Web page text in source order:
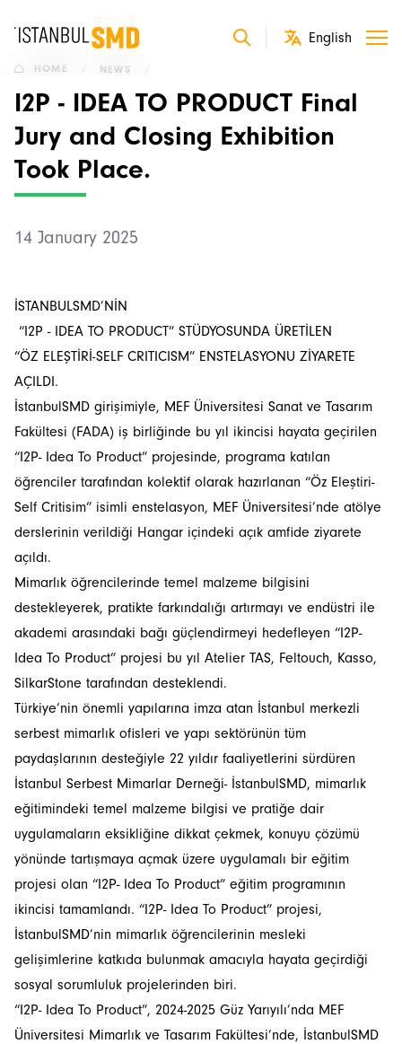
HOME NEWS /
I2P - IDEA TO PRODUCT Final
Jury and Closing Exhibition
Took Place.
14 January 2025
İSTANBULSMD’NİN
“I2P - IDEA TO PRODUCT” STÜDYOSUNDA ÜRETİLEN
“ÖZ ELEŞTİRİ-SELF CRITICISM” ENSTELASYONU ZİYARETE
AÇILDI.
İstanbulSMD girişimiyle, MEF Üniversitesi Sanat ve Tasarım
Fakültesi (FADA) iş birliğinde bu yıl ikincisi hayata geçirilen
“I2P- Idea To Product” projesinde, programa katılan
öğrenciler tarafından kolektif olarak hazırlanan “Öz Eleştiri-
Self Critisim” isimli enstelasyon, MEF Üniversitesi’nde atölye
derslerinin verildiği Hangar içindeki açık amfide ziyarete
açıldı.
Mimarlık öğrencilerinde temel malzeme bilgisini
destekleyerek, pratikte farkındalığı artırmayı ve endüstri ile
akademi arasındaki bağı güçlendirmeyi hedefleyen “I2P-
Idea To Product” projesi bu yıl Atelier TAS, Feltouch, Kasso,
SilkarStone tarafından desteklendi.
Türkiye’nin önemli yapılarına imza atan İstanbul merkezli
serbest mimarlık ofisleri ve yapı sektörünün tüm
paydaşlarının desteğiyle 22 yıldır faaliyetlerini sürdüren
İstanbul Serbest Mimarlar Derneği- İstanbulSMD, mimarlık
eğitimindeki temel malzeme bilgisi ve pratiğe dair
uygulamaların eksikliğine dikkat çekmek, konuyu çözümü
yönünde tartışmaya açmak üzere uygulamalı bir eğitim
projesi olan “I2P- Idea To Product” eğitim programının
ikincisi tamamlandı. “I2P- Idea To Product” projesi,
İstanbulSMD’nin mimarlık öğrencilerinin mesleki
gelişimlerine katkıda bulunmak amacıyla hayata geçirdiği
sosyal sorumluluk projelerinden biri.
“I2P- Idea To Product”, 2024-2025 Güz Yarıyılı’nda MEF
Üniversitesi Mimarlık ve Tasarım Fakültesi’nde, İstanbulSMD